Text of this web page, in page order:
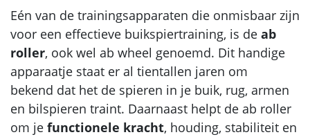
Eén van de trainingsapparaten die onmisbaar zijn
voor een effectieve buikspiertraining, is de ab
roller, ook wel ab wheel genoemd. Dit handige
apparaatje staat er al tientallen jaren om
bekend dat het de spieren in je buik, rug, armen
en bilspieren traint. Daarnaast helpt de ab roller
om je functionele kracht, houding, stabiliteit en